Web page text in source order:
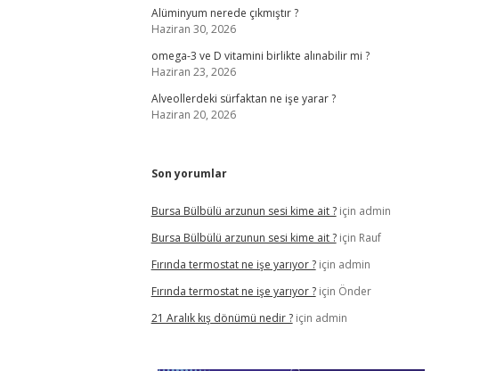
Alüminyum nerede çıkmıştır ?
Haziran 30, 2026
omega-3 ve D vitamini birlikte alınabilir mi ?
Haziran 23, 2026
Alveollerdeki sürfaktan ne işe yarar ?
Haziran 20, 2026
Son yorumlar
Bursa Bülbülü arzunun sesi kime ait ?için admin
Bursa Bülbülü arzunun sesi kime ait ?için Rauf
Fırında termostat ne işe yarıyor ?için admin
Fırında termostat ne işe yarıyor ?için Önder
21 Aralık kış dönümü nedir ?için admin